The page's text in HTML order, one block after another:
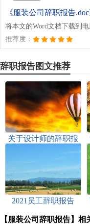
《服装公司辞职报告.doc
将本文的Word文档下载到
推荐度：
辞职报告图文推荐
关于设计师的辞职报
2021员工辞职报告
【服装公司辞职报告】相